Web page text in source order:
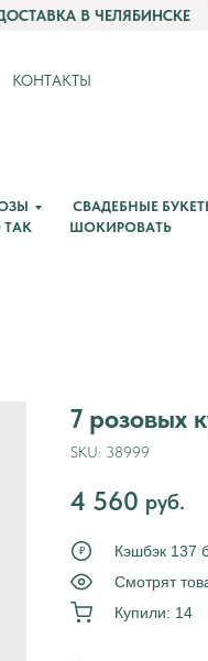
В ЧЕЛЯБИНСКЕ
КОНТАКТЫ
СВАДЕБНЫЕ
ТАК
ШОКИРОВАТЬ
7 розовых
SKU: 38999
4 560 руб.
₽
Кэшбэк 137
Смотрят
Купили: 14